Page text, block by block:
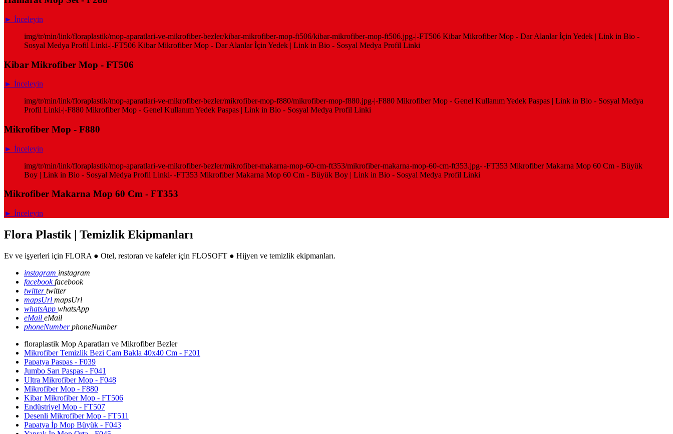
► İnceleyin
img/tr/min/link/floraplastik/mop-aparatlari-ve-mikrofiber-bezler/kibar-mikrofiber-mop-ft506/kibar-mikrofiber-mop-ft506.jpg-|-FT506 Kibar Mikrofiber Mop - Dar Alanlar İçin Yedek | Link in Bio -
Sosyal Medya Profil Linki-|-FT506 Kibar Mikrofiber Mop - Dar Alanlar İçin Yedek | Link in Bio - Sosyal Medya Profil Linki
Kibar Mikrofiber Mop - FT506
► İnceleyin
img/tr/min/link/floraplastik/mop-aparatlari-ve-mikrofiber-bezler/mikrofiber-mop-f880/mikrofiber-mop-f880.jpg-|-F880 Mikrofiber Mop - Genel Kullanım Yedek Paspas | Link in Bio - Sosyal Medya
Profil Linki-|-F880 Mikrofiber Mop - Genel Kullanım Yedek Paspas | Link in Bio - Sosyal Medya Profil Linki
Mikrofiber Mop - F880
► İnceleyin
img/tr/min/link/floraplastik/mop-aparatlari-ve-mikrofiber-bezler/mikrofiber-makarna-mop-60-cm-ft353/mikrofiber-makarna-mop-60-cm-ft353.jpg-|-FT353 Mikrofiber Makarna Mop 60 Cm - Büyük
Boy | Link in Bio - Sosyal Medya Profil Linki-|-FT353 Mikrofiber Makarna Mop 60 Cm - Büyük Boy | Link in Bio - Sosyal Medya Profil Linki
Mikrofiber Makarna Mop 60 Cm - FT353
► İnceleyin
Flora Plastik | Temizlik Ekipmanları
Ev ve işyerleri için FLORA ● Otel, restoran ve kafeler için FLOSOFT ● Hijyen ve temizlik ekipmanları.
instagram instagram
facebookfacebook
twittertwitter
mapsUrl mapsUrl
whatsApp whatsApp
eMail eMail
phoneNumberphoneNumber
floraplastik Mop Aparatları ve Mikrofiber Bezler
Mikrofiber Temizlik Bezi Cam Bakla 40x40 Cm - F201
Papatya Paspas - F039
Jumbo Sarı Paspas - F041
Ultra Mikrofiber Mop - F048
Mikrofiber Mop - F880
Kibar Mikrofiber Mop - FT506
Endüstriyel Mop - FT507
Desenli Mikrofiber Mop - FT511
Papatya İp Mop Büyük - F043